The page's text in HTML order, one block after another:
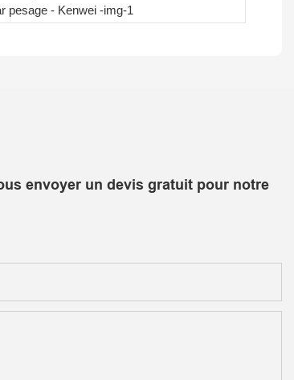
envoyer un devis gratuit pour notre